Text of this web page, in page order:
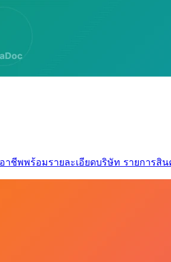
าชีพพร้อมรายละเอียดบริษัท รายการสิน